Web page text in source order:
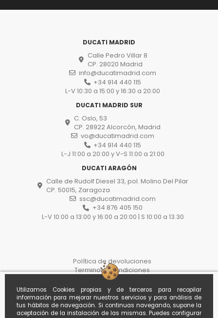
Utilizamos Cookies propias y de terceros para recopilar
información para mejorar nuestros servicios y para análisis de
tus hábitos de navegación. Si continuas navegando, supone la
aceptación de la instalación de las mismas. Puedes configurar
DUCATI MADRID
Calle Pedro Villar 8
CP. 28020 Madrid
info@ducatimadrid.com
+34 914 440 115
L-V 10:30 a 15:00 y 16:30 a 20:00
DUCATI MADRID SUR
C. Oslo, 53
CP. 28922 Alcorcón, Madrid
vo@ducatimadrid.com
+34 914 440 115
L-J 11:00 a 20:00 y V-S 11:00 a 21:00
DUCATI ARAGÓN
Calle de Rudolf Diesel 33, pol. Molino Del Pilar
CP. 50015, Zaragoza
ssc@ducatimadrid.com
+34 876 405 150
L-V 10:00 a 13:00 y 16:00 a 20:00 | S 10:00 a 13.30
Política de devoluciones
Terminos y condiciones
Protección de datos
Proceso de compra
Politica de cookies
Withdraw from the contract here